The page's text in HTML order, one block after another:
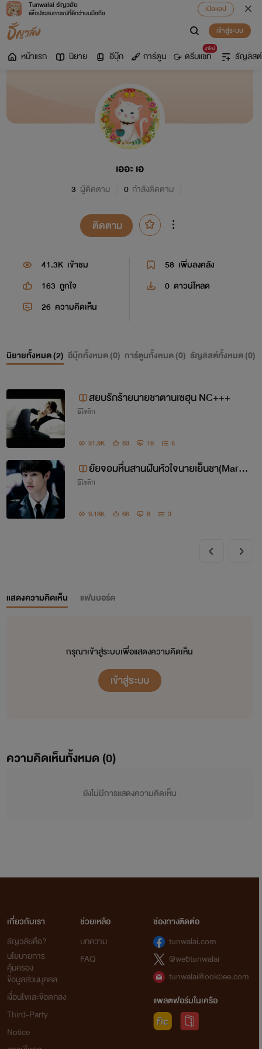
Tunwalai ธัญวลัย
เพื่อประสบการณ์ที่ดีกว่าบนมือถือ
เปิดแอป
เข้าสู่ระบบ
หน้าแรก นิยาย อีบุ๊ก การ์ตูน
มาใหม่
ดรีมแชท ธัญลิสต์
เออะ เอ
3 ผู้ติดตาม 0 กำลังติดตาม
ติดตาม
41.3K เข้าชม 58 เพิ่มลงคลัง
163 ถูกใจ 0 ดาวน์โหลด
26 ความคิดเห็น
นิยายทั้งหมด (2) อีบุ๊กทั้งหมด (0) การ์ตูนทั้งหมด (0) ธัญลิสต์ทั้งหมด (0)
สยบรักร้ายนายชาตานเซฮุน NC+++
อีโรติก
31.9K 83 18 5
ยัยจอมหื่นสานฝันหัวใจนายเย็นชา(Mark
Got7)
อีโรติก
9.18K 66 8 3
แสดงความคิดเห็น แฟนบอร์ด
กรุณาเข้าสู่ระบบเพื่อแสดงความคิดเห็น
เข้าสู่ระบบ
ความคิดเห็นทั้งหมด (0)
ยังไม่มีการแสดงความคิดเห็น
เกี่ยวกับเรา
ธัญวลัยคือ?
นโยบายการ
คุ้มครอง
ข้อมูลส่วนบุคคล
เงื่อนไขและข้อตกลง
Third-Party
Notice
ช่วยเหลือ
บทความ
FAQ
ช่องทางติดต่อ
tunwalai.com
@webtunwalai
tunwalai@ookbee.com
แพลตฟอร์มในเครือ